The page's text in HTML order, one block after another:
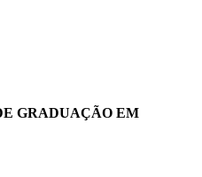
GRADUAÇÃO EM